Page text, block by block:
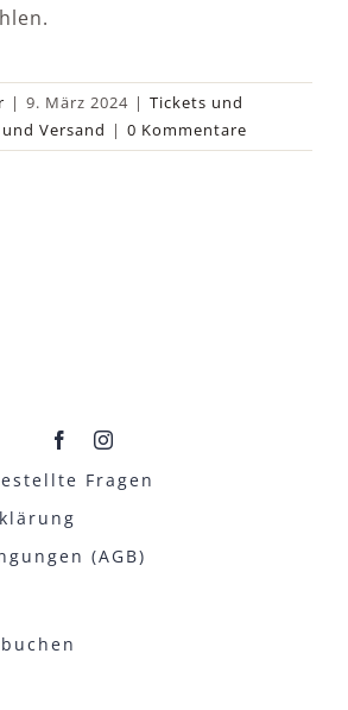
| 9. März 2024 | Tickets und
Versand | 0 Kommentare
Fragen
(AGB)